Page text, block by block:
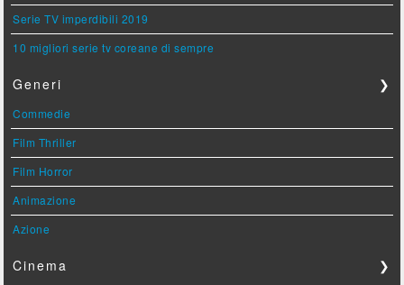
Serie TV imperdibili 2019
10 migliori serie tv coreane di sempre
Generi ❯
Commedie
Film Thriller
Film Horror
Animazione
Azione
Cinema ❯